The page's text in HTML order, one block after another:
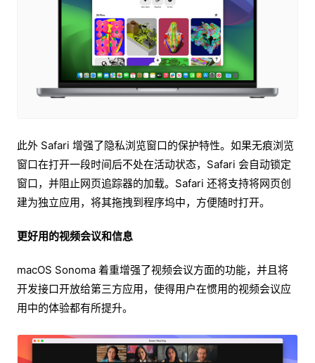
此外 Safari 增强了隐私浏览窗口的保护特性。如果无痕浏览
窗口在打开一段时间后不处在活动状态，Safari 会自动锁定
窗口，并阻止网页追踪器的加载。Safari 还将支持将网页创
建为独立应用，将其拖拽到程序坞中，方便随时打开。
更好用的视频会议和信息
macOS Sonoma 着重增强了视频会议方面的功能，并且将
开发接口开放给第三方应用，使得用户在惯用的视频会议应
用中的体验都有所提升。